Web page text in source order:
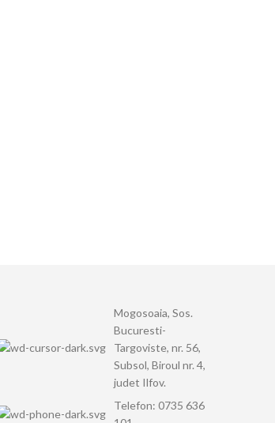
Mogosoaia, Sos.
Bucuresti-
Targoviste, nr. 56,
Subsol, Biroul nr. 4,
judet Ilfov.
Telefon: 0735 636